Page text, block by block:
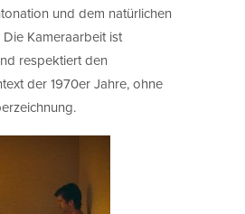
und dem natürlichen
Kameraarbeit ist
respektiert den
der 1970er Jahre, ohne